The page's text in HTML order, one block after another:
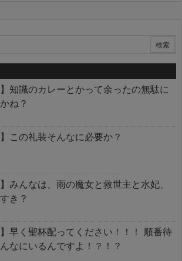
】知識のカレーとかって余ったの無駄に
ね？
】この礼装そんなに必要か？
】みんなは、雨の魔女と救世主と水妃、
き？
】早く聖杯配ってください！！！ 順番待
なにいるんですよ！？！？